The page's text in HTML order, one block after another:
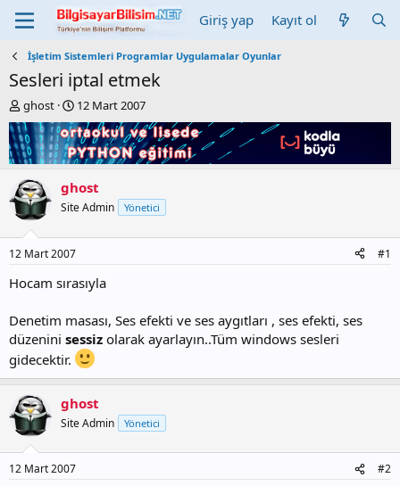
Giriş yap Kayıt ol
İşletim Sistemleri Programlar Uygulamalar Oyunlar
Sesleri iptal etmek
K
o
n
b
u
y
u
b
a
ş
l
a
n
ghost
B
a
ş
l
a
n
ı
a
r
i
12 Mart 2007
ghost
Site Admin Yönetici
12 Mart 2007 #1
Hocam sırasıyla
Denetim masası, Ses efekti ve ses aygıtları , ses efekti, ses
düzenini sessiz olarak ayarlayın..Tüm windows sesleri
gidecektir.
ghost
Site Admin Yönetici
12 Mart 2007 #2